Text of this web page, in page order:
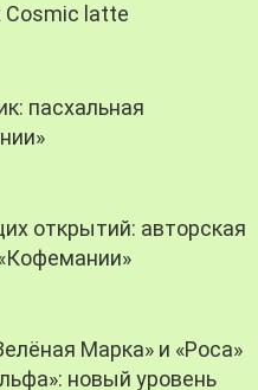
Cosmic latte
пасхальная
открытий: авторская
Марка» и «Роса»
новый уровень